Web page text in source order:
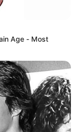
a Cartagena
y restaurantes con
cifras
ANTIOQUIA
de Turismo:
25 millones de
obtendría Medellín
de Semana
Age - Most